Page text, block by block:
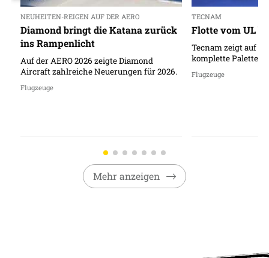
NEUHEITEN-REIGEN AUF DER AERO
Diamond bringt die Katana zurück
ins Rampenlicht
Auf der AERO 2026 zeigte Diamond
Aircraft zahlreiche Neuerungen für 2026.
Flugzeuge
TECNAM
Flotte vom UL
Tecnam zeigt auf
komplette Palette
Flugzeuge
Mehr anzeigen